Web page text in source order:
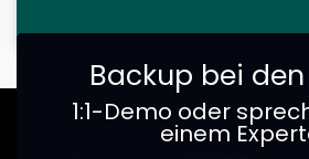
Backup bei
1:1-Demo oder
einem